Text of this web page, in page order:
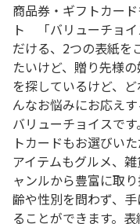
商品券・ギフトカー
ト 「バリューチョ
だける、2つの表紙を
たいけど、贈り先様
を探しているけど、
んなお悩みにお応え
バリューチョイスで
トカードもお選びい
アイテムもグルメ、
ャンルから豊富に取
齢や性別を問わず、
ることができます。